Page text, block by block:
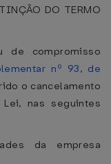
DO TERMO
compromisso
nº 93, de
o cancelamento
nas seguintes
da empresa